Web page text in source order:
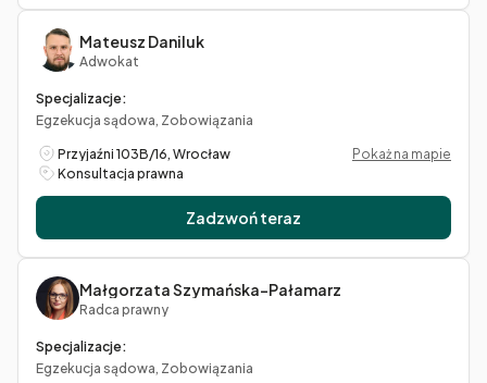
Mateusz Daniluk
Adwokat
Specjalizacje:
Egzekucja sądowa, Zobowiązania
Przyjaźni 103B/16, Wrocław
Pokaż na mapie
Konsultacja prawna
Zadzwoń teraz
Małgorzata Szymańska-Pałamarz
Radca prawny
Specjalizacje:
Egzekucja sądowa, Zobowiązania